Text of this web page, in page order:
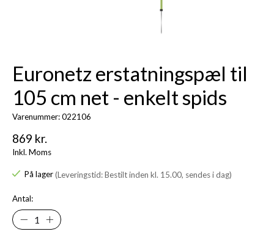
Euronetz erstatningspæl til
105 cm net - enkelt spids
Varenummer: 022106
869 kr.
Inkl. Moms
På lager(Leveringstid: Bestilt inden kl. 15.00, sendes i dag)
Antal: